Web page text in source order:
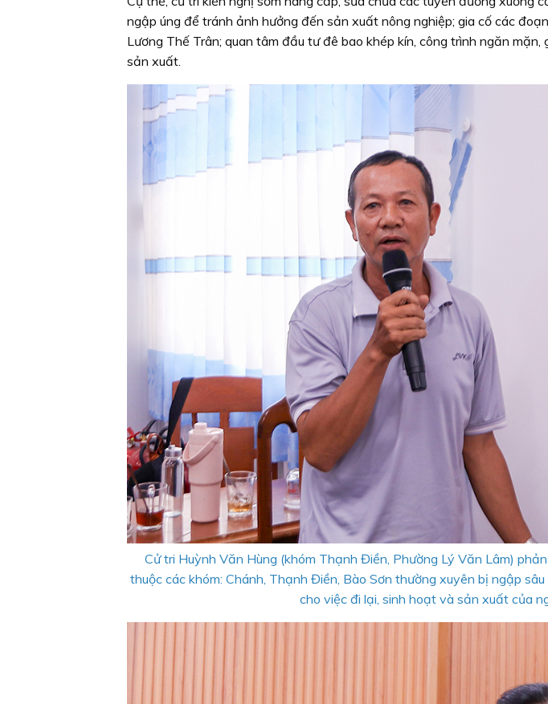
ngập úng để tránh ảnh hưởng đến sản xuất nông nghiệp; gia cố các
Lương Thế Trân; quan tâm đầu tư đê bao khép kín, công trình ngăn
sản xuất.
Cử tri Huỳnh Văn Hùng (khóm Thạnh Điền, Phường Lý Văn Lâm)
thuộc các khóm: Chánh, Thạnh Điền, Bào Sơn thường xuyên bị ngập
cho việc đi lại, sinh hoạt và sản xuất của